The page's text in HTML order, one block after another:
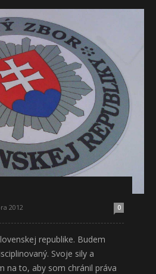
2012 0
republike. Budem
Svoje sily a
na to, aby som chránil práva